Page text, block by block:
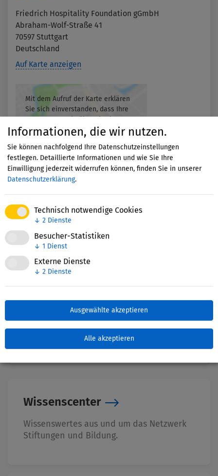
Informationen, die wir nutzen.
Sie können nachfolgend Ihre Datenschutzeinstellungen
festlegen. Detaillierte Informationen und wie Sie Ihre
Einwilligung jederzeit widerrufen können, finden Sie in unserer
Datenschutzerklärung.
Technisch notwendige Cookies
↓ 2 Dienste
Besucher-Statistiken
↓ 1 Dienst
Externe Dienste
↓ 2 Dienste
Ausgewählte akzeptieren
Alle akzeptieren
Friedrich Hospitality Foundation gGmbH
Abraham-Wolf-Straße 41
70597 Stuttgart
Deutschland
Auf Karte anzeigen
Mit dem Aufruf der Karte erklären
Sie sich einverstanden, dass Ihre
Daten an Google übermittelt
werden und Sie die
Datenschutzerklärung
haben.
Akzeptieren
Nettie-Finder
Zuletzt bearbeitet: 04. November 2025
Wissenscenter
Wissenswertes aus und um das Netzwerk
Stiftungen und Bildung.